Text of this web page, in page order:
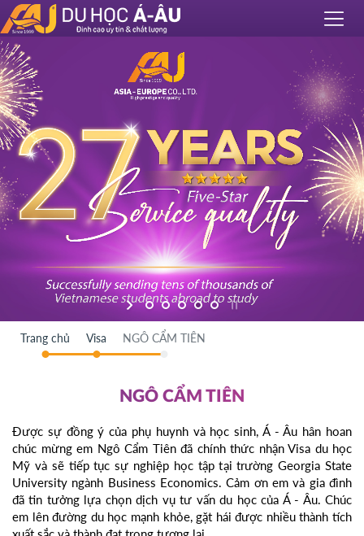
Trang chủ Visa NGÔ CẨM TIÊN
NGÔ CẨM TIÊN
Được sự đồng ý của phụ huynh và học sinh, Á - Âu hân hoan
chúc mừng em Ngô Cẩm Tiên đã chính thức nhận Visa du học
Mỹ và sẽ tiếp tục sự nghiệp học tập tại trường Georgia State
University ngành Business Economics. Cảm ơn em và gia đình
đã tin tưởng lựa chọn dịch vụ tư vấn du học của Á - Âu. Chúc
em lên đường du học mạnh khỏe, gặt hái được nhiều thành tích